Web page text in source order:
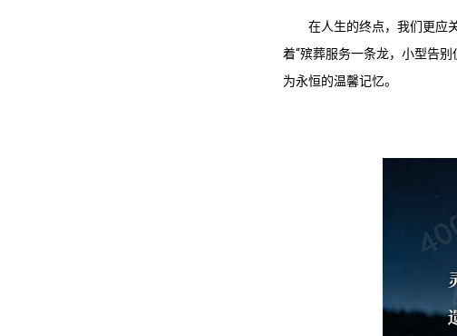
在人生的终点，我们更应
着“殡葬服务一条龙，小型告
为永恒的温馨记忆。